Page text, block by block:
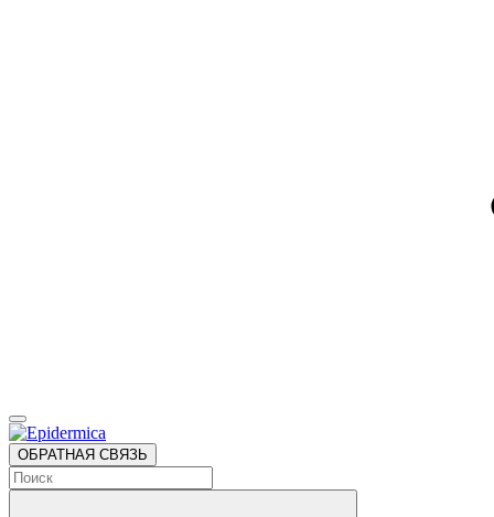
ОБРАТНАЯ СВЯЗЬ